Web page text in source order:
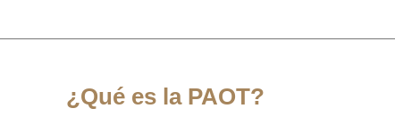
¿Qué es la PAOT?